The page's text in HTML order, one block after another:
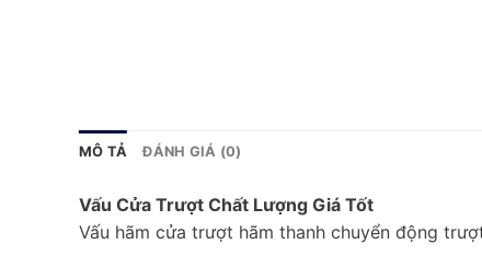
MÔ TẢ ĐÁNH GIÁ (0)
Vấu Cửa Trượt Chất Lượng Giá Tốt
Vấu hãm cửa trượt hãm thanh chuyển động